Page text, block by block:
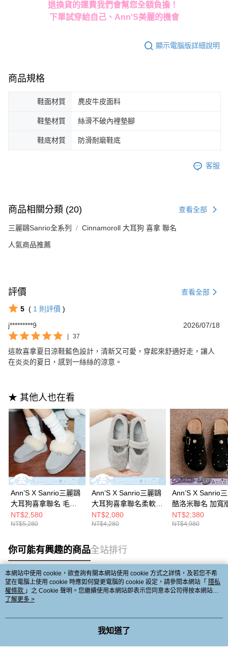
退換貨的運費我們會幫您全額負擔！
下單試穿給自己、Ann'S美麗的機會
顯示電腦版詳細說明
商品規格
鞋面材質 麂皮牛皮面料
鞋墊材質 絲滑不破內裡墊腳
鞋底材質 防滑耐磨鞋底
客服
商品相關分類 (20) 查看全部
三麗鷗Sanrio全系列 Cinnamoroll 大耳狗 喜拿 聯名
人氣商品推薦
評價 查看全部
5 ( 1 則評價 )
j*********9
2026/07/18
| 37
這款喜拿夏日涼鞋藍色設計，清新又可愛，穿起來舒適好走，讓人
在炎炎的夏日，感到一絲絲的涼意。
★ 其他人也在看
Ann’S X Sanrio三麗鷗
大耳狗喜拿聯名 毛絨
絨可拆後帶2way麂皮
真皮厚底穆勒雪靴
NT$2,580
NT$5,280
Ann’S X Sanrio三麗鷗
大耳狗喜拿聯名柔軟純
羊毛 寬版舒適軟墊平
底瑪莉珍娃娃鞋2cm-
NT$2,080
NT$4,280
Ann’S X Sanrio
酷洛米聯名 加寬
綿二舅拖 鞋面小
真皮牛麂皮饅頭
NT$2,380
NT$4,980
你可能有興趣的商品全站排行
熱門標籤
本網站中使用 cookie，欲查詢有關本網站使用 cookie 方式之詳情，及若您不希
望在電腦上使用 cookie 時應如何變更電腦的 cookie 設定，請參閱本網站「 隱私
權條款 」之 Cookie 聲明。您繼續使用本網站即表示您同意本公司得按本網站使
用條款之 Cookie 聲明使用 cookie。
了解更多 >
我知道了